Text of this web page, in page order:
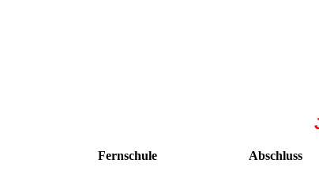
Fernschule Abschluss